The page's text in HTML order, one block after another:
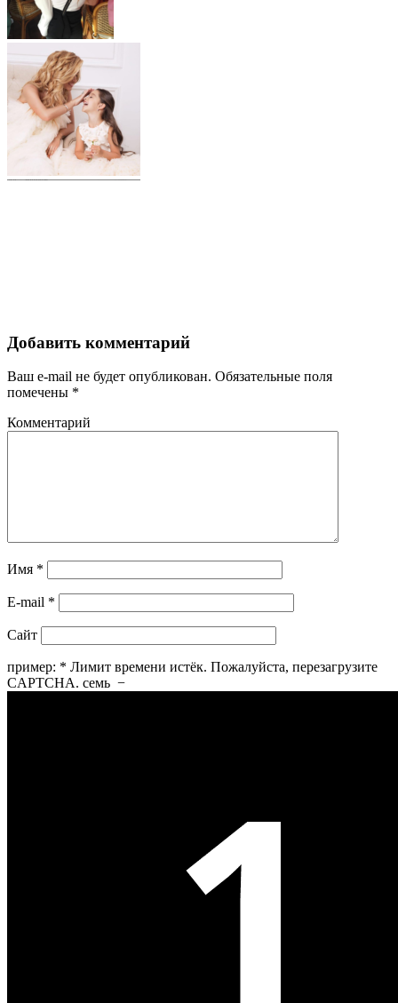
Добавить комментарий
Ваш e-mail не будет опубликован. Обязательные поля
помечены *
Комментарий
Имя *
E-mail *
Сайт
пример: * Лимит времени истёк. Пожалуйста, перезагрузите
CAPTCHA. семь −